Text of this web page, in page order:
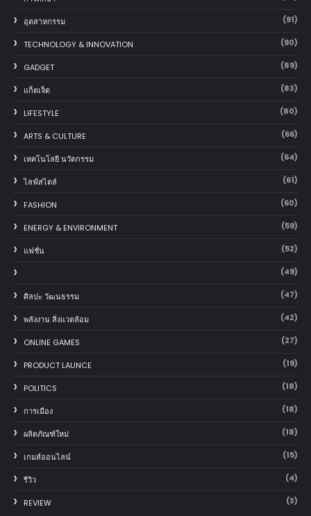
อุตสาหกรรม (91)
TECHNOLOGY & INNOVATION (90)
GADGET (89)
แก็ตเจ็ต (83)
LIFESTYLE (80)
ARTS & CULTURE (66)
เทคโนโลยี นวัตกรรม (64)
ไลฟ์สไตล์ (61)
FASHION (60)
ENERGY & ENVIRONMENT (59)
แฟชั่น (52)
(49)
ศิลปะ วัฒนธรรม (47)
พลังงาน สิ่งแวดล้อม (42)
ONLINE GAMES (27)
PRODUCT LAUNCE (19)
POLITICS (18)
การเมือง (18)
ผลิตภัณฑ์ใหม่ (18)
เกมส์ออนไลน์ (15)
รีวิว (4)
REVIEW (3)